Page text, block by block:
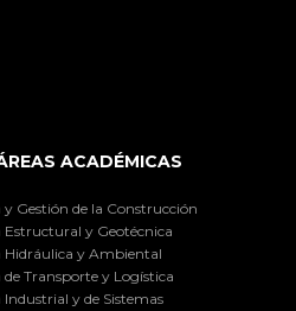
ACADÉMICAS
Gestión de la Construcción
y Geotécnica
Hidráulica y Ambiental
Transporte y Logística
y de Sistemas